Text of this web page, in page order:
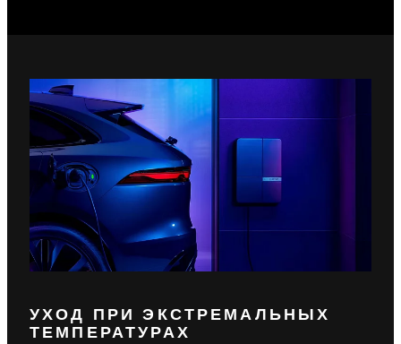
УХОД ПРИ ЭКСТРЕМАЛЬНЫХ
ТЕМПЕРАТУРАХ